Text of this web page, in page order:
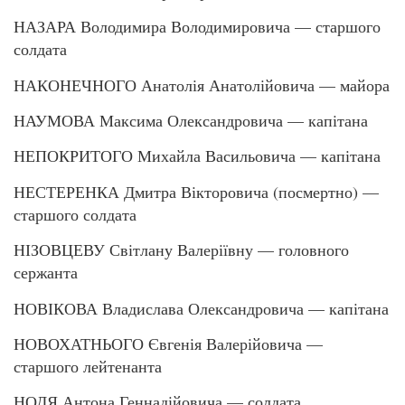
НАЗАРА Володимира Володимировича — старшого
солдата
НАКОНЕЧНОГО Анатолія Анатолійовича — майора
НАУМОВА Максима Олександровича — капітана
НЕПОКРИТОГО Михайла Васильовича — капітана
НЕСТЕРЕНКА Дмитра Вікторовича (посмертно) —
старшого солдата
НІЗОВЦЕВУ Світлану Валеріївну — головного
сержанта
НОВІКОВА Владислава Олександровича — капітана
НОВОХАТНЬОГО Євгенія Валерійовича —
старшого лейтенанта